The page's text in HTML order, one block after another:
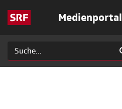
Medienportal